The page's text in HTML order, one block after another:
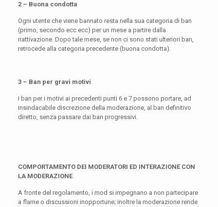
2 – Buona condotta
Ogni utente che viene bannato resta nella sua categoria di ban
(primo, secondo ecc ecc) per un mese a partire dalla
riattivazione. Dopo tale mese, se non ci sono stati ulteriori ban,
retrocede alla categoria precedente (buona condotta).
3 – Ban per gravi motivi
I ban per i motivi ai precedenti punti 6 e 7 possono portare, ad
insindacabile discrezione della moderazione, al ban definitivo
diretto, senza passare dai ban progressivi.
COMPORTAMENTO DEI MODERATORI ED INTERAZIONE CON
LA MODERAZIONE
A fronte del regolamento, i mod si impegnano a non partecipare
a flame o discussioni inopportune; inoltre la moderazione rende